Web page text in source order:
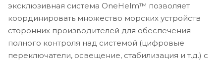
Высокочувствительный GPS-приемник Да
Ввод/вывод NMEA NMEA 0183 вход, NMEA 0183 выход,
NMEA 2000
Антенна Внутренняя или внешняя по NMEA 2000
эксклюзивная система OneHelm™ позволяет
координировать множество морских устройств
сторонних производителей для обеспечения
полного контроля над системой (цифровые
переключатели, освещение, стабилизация и т.д.) с